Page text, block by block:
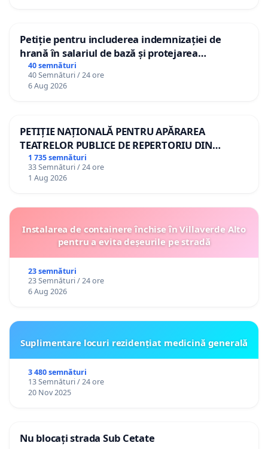
Petiție pentru includerea indemnizației de
hrană în salariul de bază și protejarea
gradațiilor de vechime pentru asistenții
personali
40 semnături
40 Semnături / 24 ore
6 Aug 2026
PETIȚIE NAȚIONALĂ PENTRU APĂRAREA
TEATRELOR PUBLICE DE REPERTORIU DIN
ROMÂNIA
1 735 semnături
33 Semnături / 24 ore
1 Aug 2026
Instalarea de containere închise în Villaverde Alto
pentru a evita deșeurile pe stradă
23 semnături
23 Semnături / 24 ore
6 Aug 2026
Suplimentare locuri rezidențiat medicină generală
3 480 semnături
13 Semnături / 24 ore
20 Nov 2025
Nu blocați strada Sub Cetate